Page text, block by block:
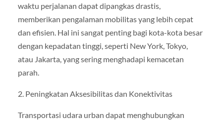
waktu perjalanan dapat dipangkas drastis,
memberikan pengalaman mobilitas yang lebih cepat
dan efisien. Hal ini sangat penting bagi kota-kota besar
dengan kepadatan tinggi, seperti New York, Tokyo,
atau Jakarta, yang sering menghadapi kemacetan
parah.
2. Peningkatan Aksesibilitas dan Konektivitas
Transportasi udara urban dapat menghubungkan